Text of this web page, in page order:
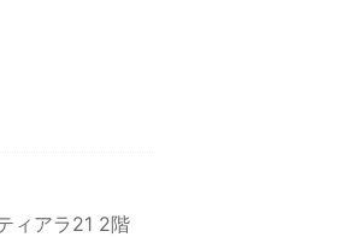
ィアラ21 2階